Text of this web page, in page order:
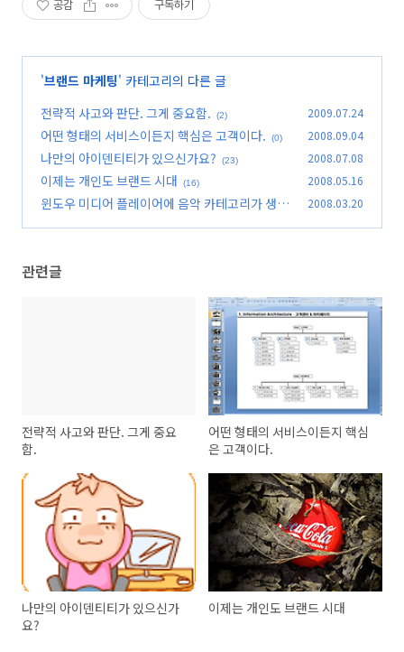
공감 구독하기
'브랜드 마케팅' 카테고리의 다른 글
전략적 사고와 판단. 그게 중요함.
(2) 2009.07.24
어떤 형태의 서비스이든지 핵심은 고객이다. (0) 2008.09.04
나만의 아이덴티티가 있으신가요? (23) 2008.07.08
이제는 개인도 브랜드 시대 (16) 2008.05.16
윈도우 미디어 플레이어에 음악 카테고리가 생성
2008.03.20
관련글
전략적 사고와 판단. 그게 중요
함.
어떤 형태의 서비스이든지 핵심
은 고객이다.
나만의 아이덴티티가 있으신가
요?
이제는 개인도 브랜드 시대